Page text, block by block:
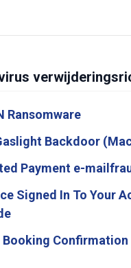
Ransomware
Backdoor
Payment e-
Signed In To Your
Booking